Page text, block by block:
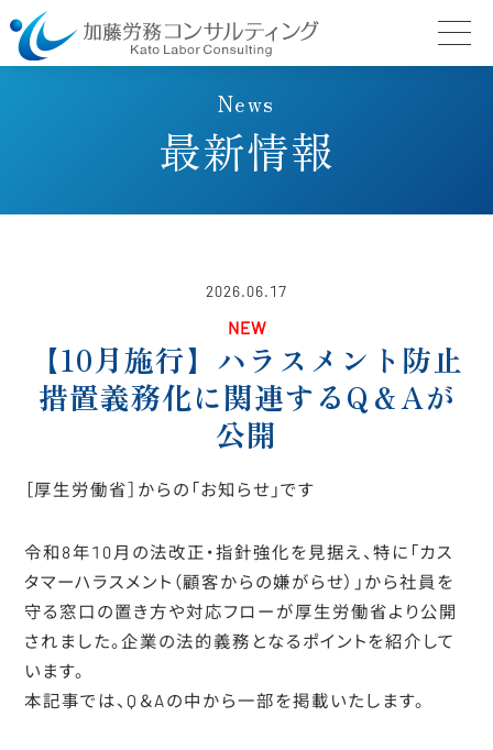
グ
News
最新情報
2026.06.17
NEW
【10月施行】ハラスメント防止
措置義務化に関連するQ＆Aが
公開
［厚生労働省］からの「お知らせ」です
令和8年10月の法改正・指針強化を見据え、特に「カス
タマーハラスメント（顧客からの嫌がらせ）」から社員を
守る窓口の置き方や対応フローが厚生労働省より公開
されました。企業の法的義務となるポイントを紹介して
います。
本記事では、Q＆Aの中から一部を掲載いたします。